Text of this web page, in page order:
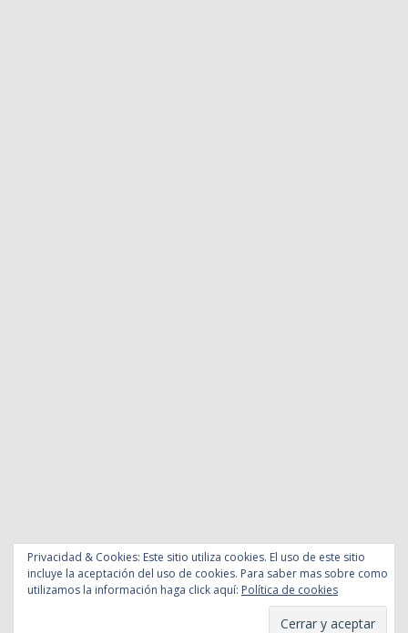
Privacidad & Cookies: Este sitio utiliza cookies. El uso de este sitio
incluye la aceptación del uso de cookies. Para saber mas sobre como
utilizamos la información haga click aquí: Política de cookies